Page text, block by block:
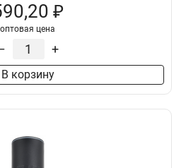
₽
оптовая цена
+
В корзину